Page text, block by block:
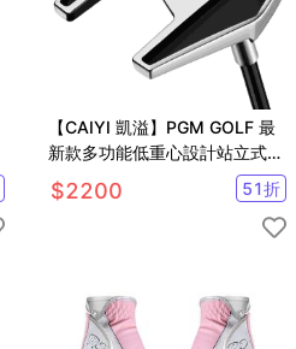
【CAIYI 凱溢】PGM GOLF 最
新款多功能低重心設計站立式高
爾夫推桿
$2200 51折